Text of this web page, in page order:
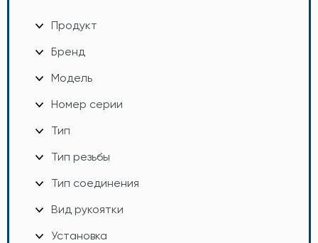
Продукт
Бренд
Модель
Номер серии
Тип
Тип резьбы
Тип соединения
Вид рукоятки
Установка